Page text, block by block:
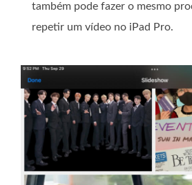
também pode fazer o mesmo
repetir um vídeo no iPad Pro.